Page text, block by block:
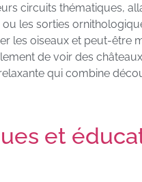
circuits thématiques,
les sorties
les oiseaux et peut-être
de voir des
qui combine
et